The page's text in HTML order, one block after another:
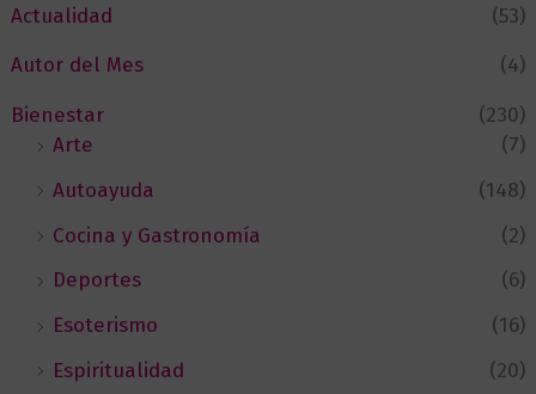
Actualidad
(53)
Autor del Mes
(4)
Bienestar
(230)
Arte
(7)
Autoayuda
(148)
Cocina y Gastronomía
(2)
Deportes
(6)
Esoterismo
(16)
Espiritualidad
(20)